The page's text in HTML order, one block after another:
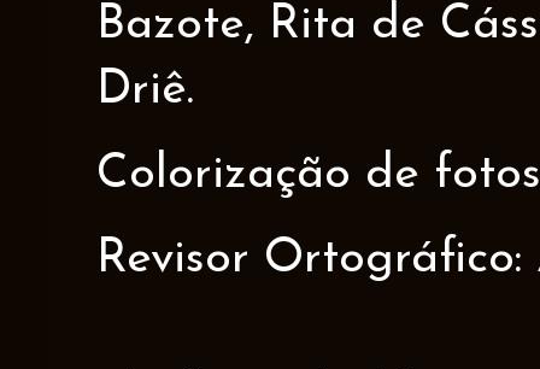
Bazote, Rita de
Driê.
Colorização de
Revisor Ortográfico: